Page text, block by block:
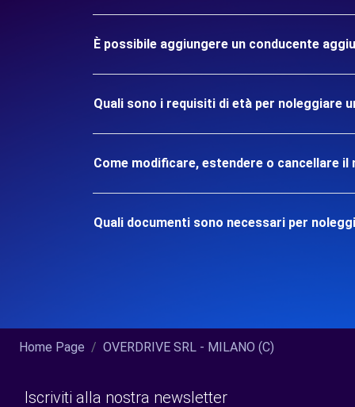
È possibile aggiungere un conducente
Quali sono i requisiti di età per noleggiare
Come modificare, estendere o cancellare il
Quali documenti sono necessari per
Home Page OVERDRIVE SRL - MILANO (C)
Iscriviti alla nostra newsletter